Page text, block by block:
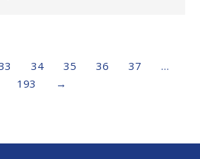
34 35 36 37
…
193
→